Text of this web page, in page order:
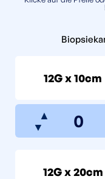
12G x 10cm
▲
▼
12G x 20cm